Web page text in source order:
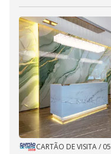
CARTÃO DE VISITA/